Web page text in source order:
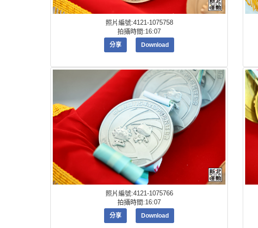
照片編號:4121-1075758
拍攝時間:16:07
分享 Download
照片編號:4121-1075766
拍攝時間:16:07
分享 Download